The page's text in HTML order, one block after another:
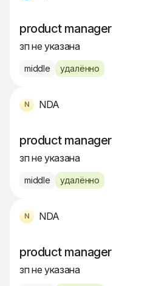
product manager
зп не указана
middle удалённо
NDA
product manager
зп не указана
middle удалённо
NDA
product manager
зп не указана